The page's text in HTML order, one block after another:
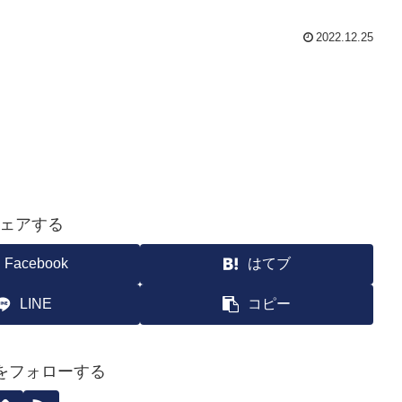
2022.12.25
アする
Facebook はてブ
LINE コピー
フォローする